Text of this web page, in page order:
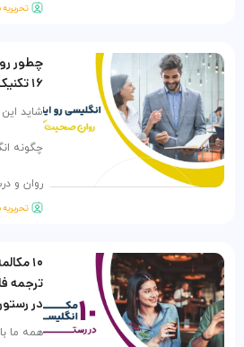
چطور
۱۶ تکنیک مهم که نمی‌دانید
شاید
چگونه
روان و
۱۰
ترجمه
در
همه ما